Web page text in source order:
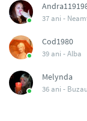
37 ani -
Cod1980
39 ani -Alba
Melynda
36 ani - Buzau